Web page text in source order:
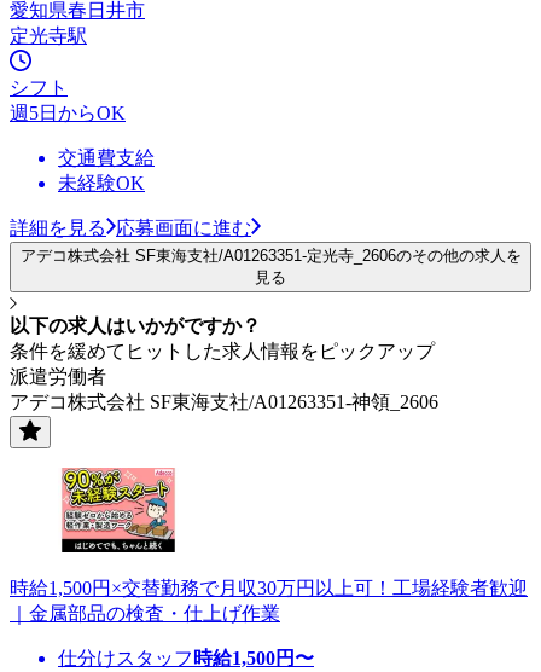
愛知県春日井市
定光寺駅
シフト
週5日からOK
交通費支給
未経験OK
詳細を見る 応募画面に進む
アデコ株式会社 SF東海支社/A01263351-定光寺_2606のその他の求人を
見る
以下の求人はいかがですか？
条件を緩めてヒットした求人情報をピックアップ
派遣労働者
アデコ株式会社 SF東海支社/A01263351-神領_2606
時給1,500円×交替勤務で月収30万円以上可！工場経験者歓迎
｜金属部品の検査・仕上げ作業
仕分けスタッフ 時給1,500円〜